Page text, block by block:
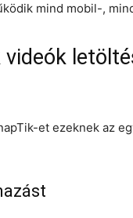
mind mobil-,
et ezeknek az